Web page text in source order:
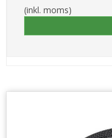
(inkl. moms)